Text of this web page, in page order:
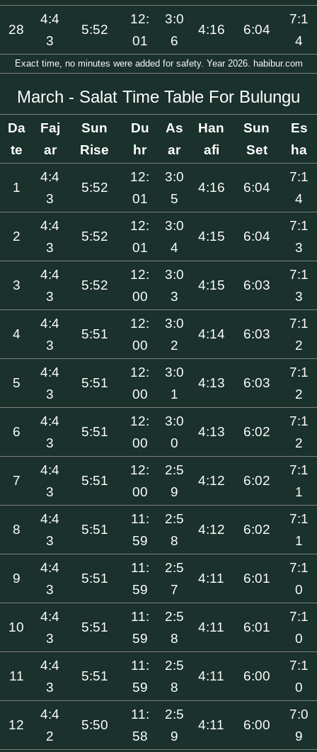
28
4:4
3
5:52
12:
01
3:0
6
4:16 6:04
7:1
4
Exact time, no minutes were added for safety. Year 2026. habibur.com
March - Salat Time Table For Bulungu
Da
te
Faj
ar
Sun
Rise
Du
hr
As
ar
Han
afi
Sun
Set
Es
ha
1
4:4
3
5:52
12:
01
3:0
5
4:16 6:04
7:1
4
2
4:4
3
5:52
12:
01
3:0
4
4:15 6:04
7:1
3
3
4:4
3
5:52
12:
00
3:0
3
4:15 6:03
7:1
3
4
4:4
3
5:51
12:
00
3:0
2
4:14 6:03
7:1
2
5
4:4
3
5:51
12:
00
3:0
1
4:13 6:03
7:1
2
6
4:4
3
5:51
12:
00
3:0
0
4:13 6:02
7:1
2
7
4:4
3
5:51
12:
00
2:5
9
4:12 6:02
7:1
1
8
4:4
3
5:51
11:
59
2:5
8
4:12 6:02
7:1
1
9
4:4
3
5:51
11:
59
2:5
7
4:11 6:01
7:1
0
10
4:4
3
5:51
11:
59
2:5
8
4:11 6:01
7:1
0
11
4:4
3
5:51
11:
59
2:5
8
4:11 6:00
7:1
0
12
4:4
2
5:50
11:
58
2:5
9
4:11 6:00
7:0
9